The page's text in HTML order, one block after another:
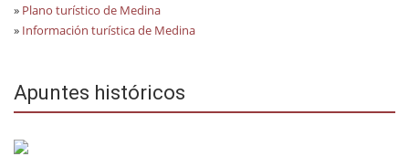
» Plano turístico de Medina
» Información turística de Medina
Apuntes históricos